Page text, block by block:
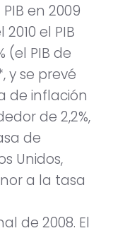
en 2009
el PIB
(el PIB de
y se prevé
de inflación
de 2,2%,
de
Unidos,
a la tasa
de 2008. El